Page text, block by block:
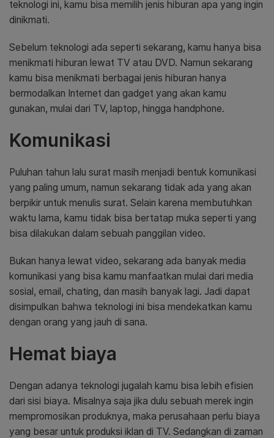
teknologi ini, kamu bisa memilih jenis hiburan apa yang ingin
dinikmati.
Sebelum teknologi ada seperti sekarang, kamu hanya bisa
menikmati hiburan lewat TV atau DVD. Namun sekarang
kamu bisa menikmati berbagai jenis hiburan hanya
bermodalkan Internet dan gadget yang akan kamu
gunakan, mulai dari TV, laptop, hingga handphone.
Komunikasi
Puluhan tahun lalu surat masih menjadi bentuk komunikasi
yang paling umum, namun sekarang tidak ada yang akan
berpikir untuk menulis surat. Selain karena membutuhkan
waktu lama, kamu tidak bisa bertatap muka seperti yang
bisa dilakukan dalam sebuah panggilan video.
Bukan hanya lewat video, sekarang ada banyak media
komunikasi yang bisa kamu manfaatkan mulai dari media
sosial, email, chating, dan masih banyak lagi. Jadi dapat
disimpulkan bahwa teknologi ini bisa mendekatkan kamu
dengan orang yang jauh di sana.
Hemat biaya
Dengan adanya teknologi jugalah kamu bisa lebih efisien
dari sisi biaya. Misalnya saja jika dulu sebuah merek ingin
mempromosikan produknya, maka perusahaan perlu biaya
yang besar untuk produksi iklan di TV. Sedangkan di zaman